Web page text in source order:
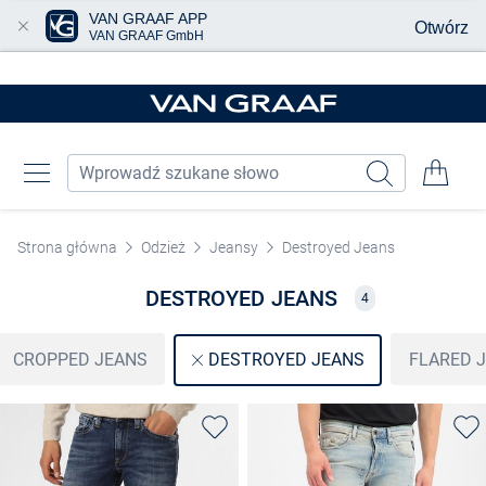
Strona główna Odzież Jeansy Destroyed Jeans
DESTROYED JEANS 4
CROPPED JEANS DESTROYED JEANS FLARED
VAN GRAAF APP
VAN GRAAF GmbH Otwórz